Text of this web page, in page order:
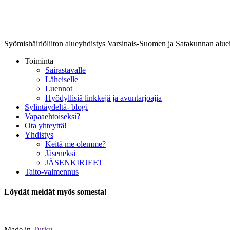
Syömishäiriöliiton alueyhdistys Varsinais-Suomen ja Satakunnan
Toiminta
Sairastavalle
Läheiselle
Luennot
Hyödyllisiä linkkejä ja avuntarjoajia
Sylintäydeltä- blogi
Vapaaehtoiseksi?
Ota yhteyttä!
Yhdistys
Keitä me olemme?
Jäseneksi
JÄSENKIRJEET
Taito-valmennus
Löydät meidät myös somesta!